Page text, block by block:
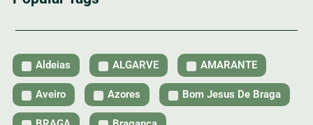
Aldeias ALGARVE AMARANTE
Aveiro Azores Bom Jesus De Braga